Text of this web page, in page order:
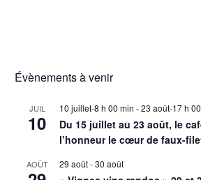
Évènements à venir
JUIL
10
10 juillet-8 h 00 min -23 août-17 h
Du 15 juillet au 23 août, le
l’honneur le cœur de faux-
AOÛT 29 août-30 août